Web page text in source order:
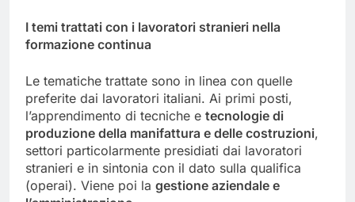
I temi trattati con i lavoratori stranieri nella
formazione continua
Le tematiche trattate sono in linea con quelle
preferite dai lavoratori italiani. Ai primi posti,
l’apprendimento di tecniche e tecnologie di
produzione della manifattura e delle costruzioni,
settori particolarmente presidiati dai lavoratori
stranieri e in sintonia con il dato sulla qualifica
(operai). Viene poi la gestione aziendale e